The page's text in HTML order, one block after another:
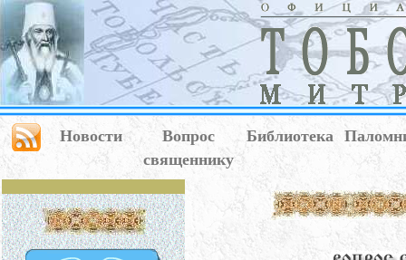
Новости
Вопрос
священнику
Библиотека